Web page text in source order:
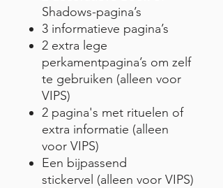
Shadows-pagina’s
3 informatieve pagina’s
2 extra lege
perkamentpagina’s om zelf
te gebruiken (alleen voor
VIPS)
2 pagina's met rituelen of
extra informatie (alleen
voor VIPS)
Een bijpassend
stickervel (alleen voor VIPS)